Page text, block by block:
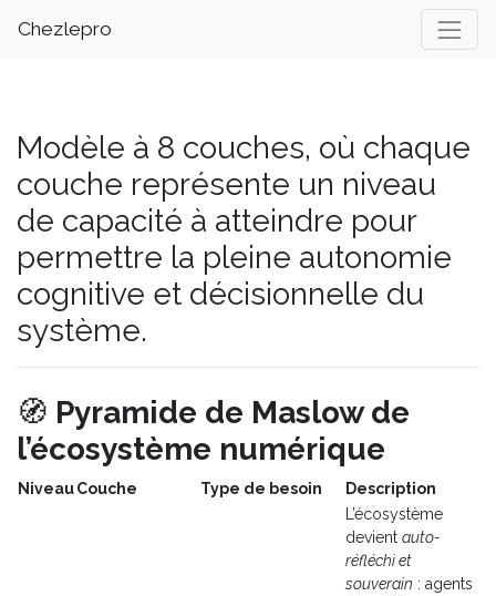
Chezlepro
Modèle à 8 couches, où chaque
couche représente un niveau
de capacité à atteindre pour
permettre la pleine autonomie
cognitive et décisionnelle du
système.
🧭 Pyramide de Maslow de
l’écosystème numérique
NiveauCouche Type de besoin Description
L’écosystème
devient auto-
réfléchi et
souverain : agents